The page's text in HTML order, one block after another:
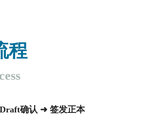
程
确认 ➜ 签发正本